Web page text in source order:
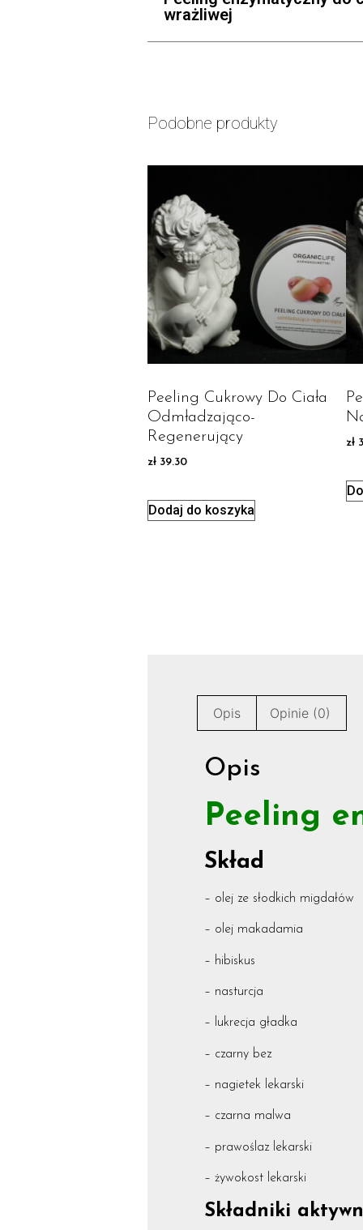
wrażliwej
Podobne produkty
Peeling Cukrowy Do Ciała
Odmładzająco-
Regenerujący
zł 39.30
Dodaj do koszyka
zł
Opis Opinie (0)
Opis
Peeling
Skład
– olej ze słodkich migdałów
– olej makadamia
– hibiskus
– nasturcja
– lukrecja gładka
– czarny bez
– nagietek lekarski
– czarna malwa
– prawoślaz lekarski
– żywokost lekarski
Składniki